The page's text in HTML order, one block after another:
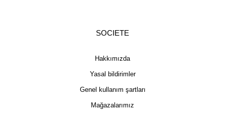
SOCIETE
Hakkımızda
Yasal bildirimler
Genel kullanım şartları
Mağazalarımız